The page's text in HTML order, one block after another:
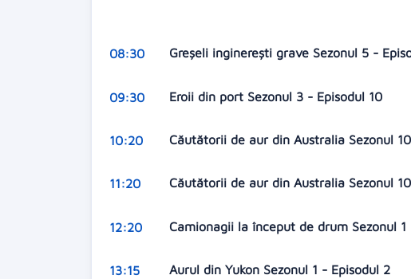
08:30 Greșeli inginerești grave Sezonul 5 -
09:30 Eroii din port Sezonul 3 - Episodul 10
10:20 Căutătorii de aur din Australia Sezonul
11:20 Căutătorii de aur din Australia Sezonul
12:20 Camionagii la început de drum Sezonul 1
13:15 Aurul din Yukon Sezonul 1 - Episodul 2